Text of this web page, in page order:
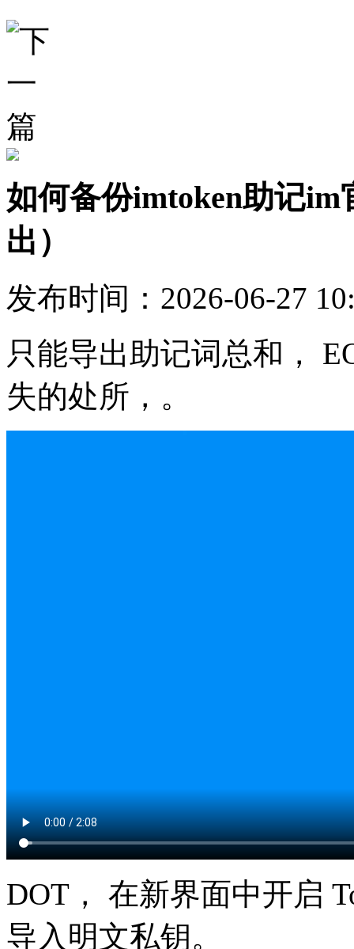
如何备份imtoken助记
出）
发布时间：2026-06-27
只能导出助记词总和，
失的处所，。
DOT， 在新界面中开启
导入明文私钥。